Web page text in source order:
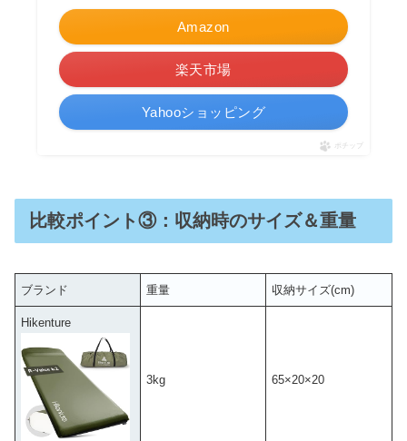
Amazon
楽天市場
Yahooショッピング
ポチップ
比較ポイント③：収納時のサイズ＆重量
ブランド 重量 収納サイズ(cm)
Hikenture
3kg 65×20×20